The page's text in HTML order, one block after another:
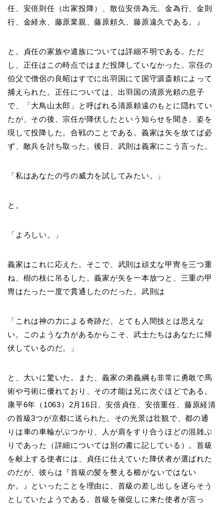
任、安倍則任（出家投降）、散位安倍為元、金為行、金則
行、金経永、藤原業親、藤原頼久、藤原遠久である。』
と。貞任の家族や遺族については詳細不明である。ただ
し、正任はこの時点ではまだ投降していなかった。宗任の
伯父で僧侶の良昭はすでに出羽国にて国守源斎頼によって
捕えられた。正任については、出羽国の清原光頼の息子
で、「大鳥山太郎」と呼ばれる清原頼遠のもとに隠れてい
たが、その後、宗任が降伏したという知らせを聞き、姿を
現して投降した。合戦のことである。義家は矢を放てば必
ず、敵兵を討ち取った。後日、武則は義家にこう言った。
「私はあなたの弓の威力を試してみたい。」
と。
「よろしい。」
義家はこれに応えた。そこで、武則は頑丈な甲冑を三つ重
ね、樹の枝に吊るした。義家が矢を一本放つと、三重の甲
冑はたった一度で貫通したのだった。武則は
「これは神の力による奇跡だ。とても人間技とは思えな
い。このような力があるからこそ、武士たちはあなたに帰
伏しているのだ。」
と、大いに驚いた。また、義家の弟義綱も非常に勇敢で馬
術や弓術に優れており、その才能は兄に次ぐほどである。
康平6年（1063）2月16日、安倍貞任、安倍重任、藤原経清
の首級3つが京都に送られた。その光景は壮観で、都の通
りは車の車輪がぶつかり、人が肩をすり合うほどの混雑ぶ
りであった（詳細については別の書に記している）。首級
を献上する使者には、貞任に仕えていた降伏者が選ばれた
のだが、彼らは『首級の髪を整える櫛がないではない
か。』といったことを理由に、首級の差し出しを遅らそう
としていたようである。首級を催促しに来た使者が言っ